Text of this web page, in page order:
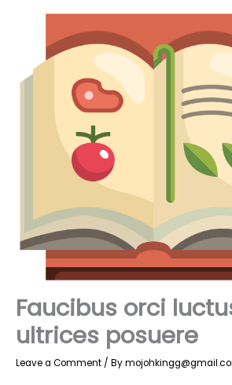
Faucibus orci
ultrices posuere
Leave a Comment / By